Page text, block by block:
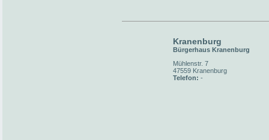
Kranenburg
Bürgerhaus Kranenburg
Mühlenstr. 7
47559 Kranenburg
Telefon: -